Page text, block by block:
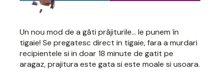
Un nou mod de a găti prăjiturile... le punem în
tigaie! Se pregatesc direct in tigaie, fara a murdari
recipientele si in doar 18 minute de gatit pe
aragaz, prajitura este gata si este moale si usoara.